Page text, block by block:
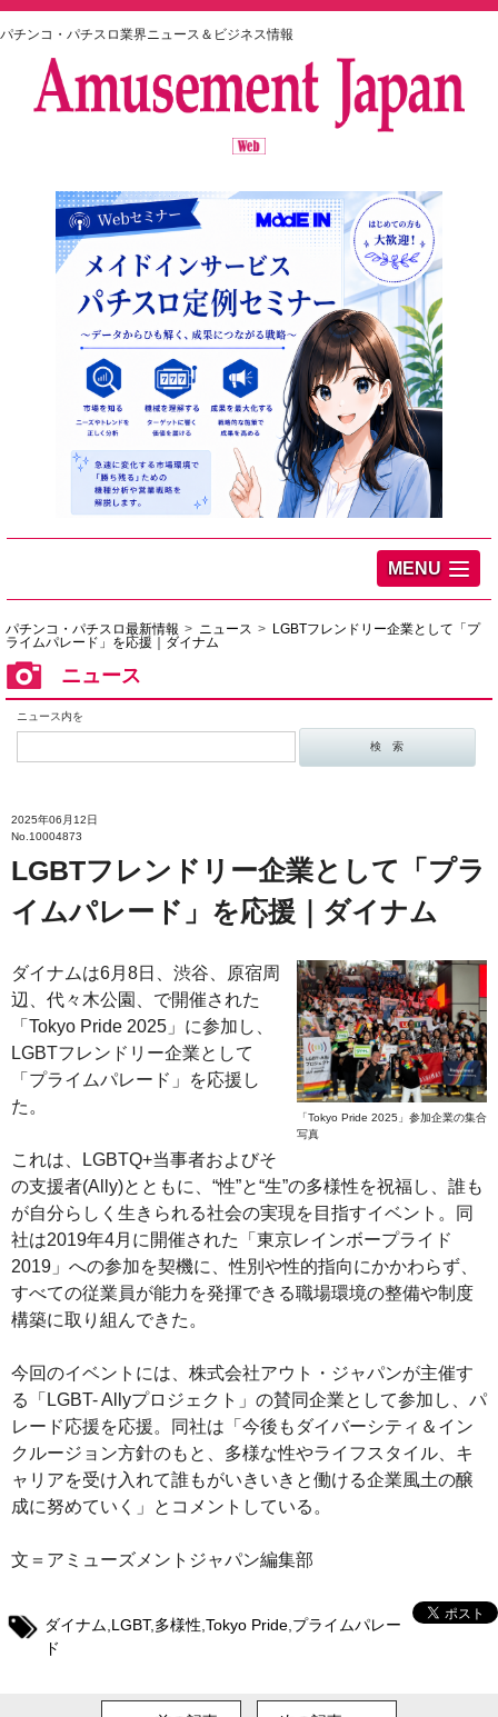
パチンコ・パチスロ業界ニュース＆ビジネス情報
MENU
パチンコ・パチスロ最新情報 ニュース
LGBTフレンドリー企業として「プ
ライムパレード」を応援｜ダイナム
ニュース
ニュース内を
2025年06月12日
No.10004873
LGBTフレンドリー企業として「プラ
イムパレード」を応援｜ダイナム
「Tokyo Pride 2025」参加企業の集合
写真
ダイナムは6月8日、渋谷、原宿周
辺、代々木公園、で開催された
「Tokyo Pride 2025」に参加し、
LGBTフレンドリー企業として
「プライムパレード」を応援し
た。
これは、LGBTQ+当事者およびそ
の支援者(Ally)とともに、“性”と“生”の多様性を祝福し、誰も
が自分らしく生きられる社会の実現を目指すイベント。同
社は2019年4月に開催された「東京レインボープライド
2019」への参加を契機に、性別や性的指向にかかわらず、
すべての従業員が能力を発揮できる職場環境の整備や制度
構築に取り組んできた。
今回のイベントには、株式会社アウト・ジャパンが主催す
る「LGBT- Allyプロジェクト」の賛同企業として参加し、パ
レード応援を応援。同社は「今後もダイバーシティ＆イン
クルージョン方針のもと、多様な性やライフスタイル、キ
ャリアを受け入れて誰もがいきいきと働ける企業風土の醸
成に努めていく」とコメントしている。
文＝アミューズメントジャパン編集部
ダイナム LGBT,多様性 Tokyo Pride プライムパレー
ド